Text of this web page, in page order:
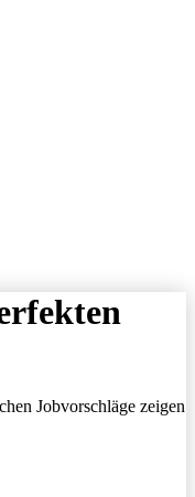
Jobvorschläge zeigen